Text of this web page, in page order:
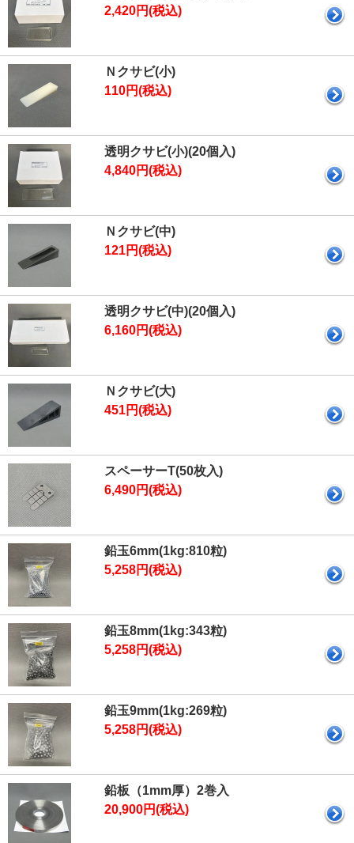
2,420円(税込)
Ｎクサビ(小)
110円(税込)
透明クサビ(小)(20個入)
4,840円(税込)
Ｎクサビ(中)
121円(税込)
透明クサビ(中)(20個入)
6,160円(税込)
Ｎクサビ(大)
451円(税込)
スペーサーT(50枚入)
6,490円(税込)
鉛玉6mm(1kg:810粒)
5,258円(税込)
鉛玉8mm(1kg:343粒)
5,258円(税込)
鉛玉9mm(1kg:269粒)
5,258円(税込)
鉛板（1mm厚）2巻入
20,900円(税込)